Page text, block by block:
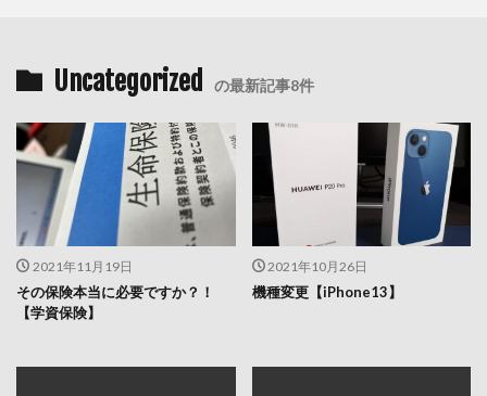
Uncategorized の最新記事8件
2021年11月19日
その保険本当に必要ですか？！
【学資保険】
2021年10月26日
機種変更【iPhone13】